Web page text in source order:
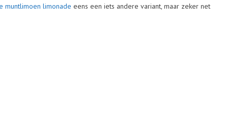
muntlimoen limonade eens een iets andere variant, maar zeker net